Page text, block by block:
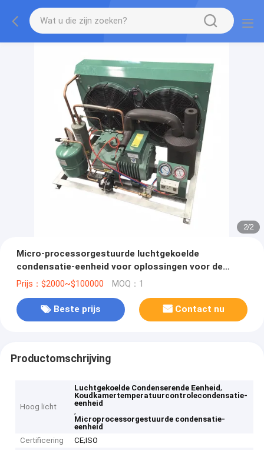
2/2
Micro-processorgestuurde luchtgekoelde
condensatie-eenheid voor oplossingen voor de
beheersing van de temperatuur van de koelkamer
Prijs：$2000~$100000 MOQ：1
Beste prijs Contact nu
Productomschrijving
Hoog licht
Luchtgekoelde Condenserende Eenheid,
Koudkamertemperatuurcontrolecondensatie-
eenheid
,
Microprocessorgestuurde condensatie-
eenheid
Certificering
CE;ISO